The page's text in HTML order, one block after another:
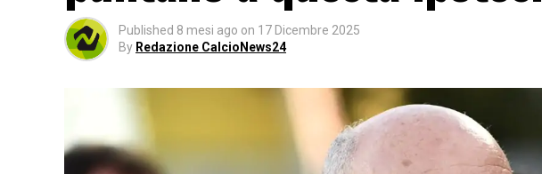
Published 8 mesi ago on 17 Dicembre 2025
By Redazione CalcioNews24